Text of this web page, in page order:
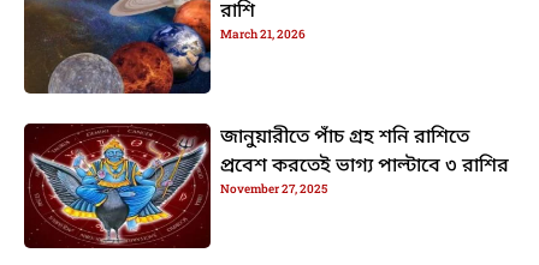
রাশি
March 21, 2026
জানুয়ারীতে পাঁচ গ্রহ শনি রাশিতে
প্রবেশ করতেই ভাগ্য পাল্টাবে ৩ রাশির
November 27, 2025